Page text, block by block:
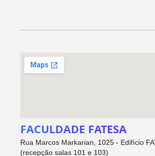
FACULDADE FATESA
Rua Marcos Markarian, 1025 - Edifício
(recepção salas 101 e 103)